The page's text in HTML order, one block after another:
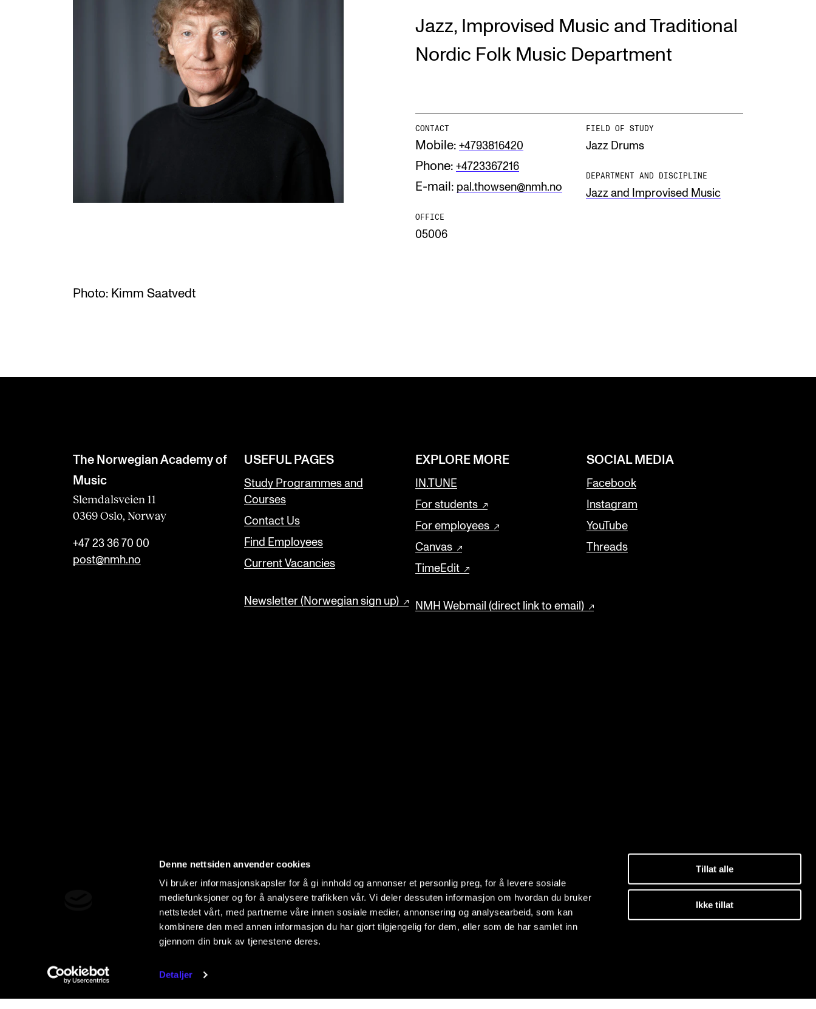
Denne nettsiden anvender cookies
Vi bruker informasjonskapsler for å gi innhold og annonser et personlig preg, for å levere sosiale
mediefunksjoner og for å analysere trafikken vår. Vi deler dessuten informasjon om hvordan du bruker
nettstedet vårt, med partnerne våre innen sosiale medier, annonsering og analysearbeid, som kan
kombinere den med annen informasjon du har gjort tilgjengelig for dem, eller som de har samlet inn
gjennom din bruk av tjenestene deres.
Detaljer
Tillat alle
Ikke tillat
INTERNATIONAL
International Activities Find Employees
For Students and Employees
The Student Committee (SUT)
(student.nmh.no)
NEWS
Current Vacancies
Jazz, Improvised Music and Traditional
Nordic Folk Music Department
CONTACT
Mobile: +4793816420
Phone: +4723367216
E-mail: pal.thowsen@nmh.no
OFFICE
05006
FIELD OF STUDY
Jazz Drums
DEPARTMENT AND DISCIPLINE
Jazz and Improvised Music
Photo: Kimm Saatvedt
The Norwegian Academy of
Music
Slemdalsveien 11
0369 Oslo, Norway
+47 23 36 70 00
post@nmh.no
USEFUL PAGES
Study Programmes and
Courses
Contact Us
Find Employees
Current Vacancies
Newsletter (Norwegian sign up)
EXPLORE MORE
IN.TUNE
For students
For employees
Canvas
TimeEdit
NMH Webmail (direct link to email)
SOCIAL MEDIA
Facebook
Instagram
YouTube
Threads